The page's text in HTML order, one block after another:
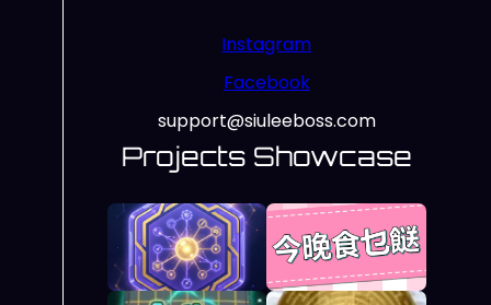
Instagram
Facebook
support@siuleeboss.com
Projects Showcase